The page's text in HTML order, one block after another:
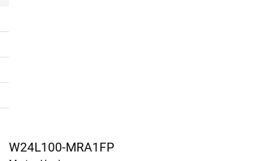
W24L100-MRA1FP